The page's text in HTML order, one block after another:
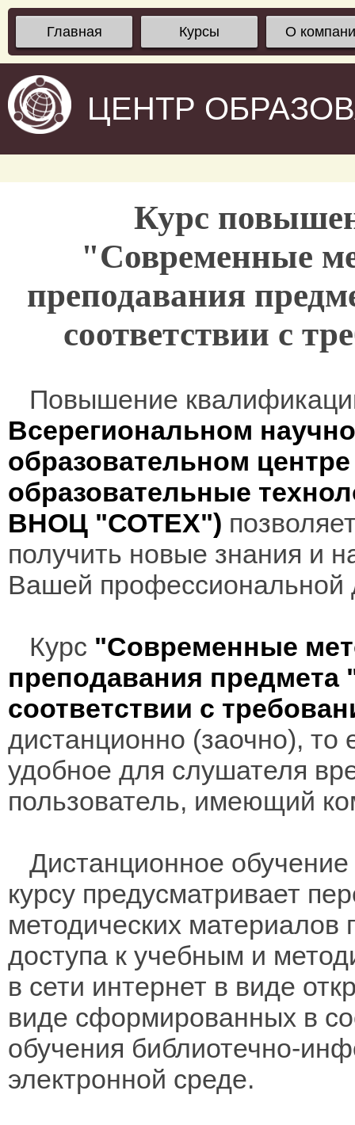
Главная Курсы О
ЦЕНТР
Курс
"Современные
преподавания
соответствии с
Повышение
Всерегиональном
образовательном
образовательные
ВНОЦ "СОТЕХ")
получить новые знания и
Вашей профессиональной
Курс "Современные
преподавания предмета
соответствии с
дистанционно (заочно), то
удобное для слушателя
пользователь, имеющий
Дистанционное
курсу предусматривает
методических материалов
доступа к учебным и
в сети интернет в виде
виде сформированных в
обучения библиотечно-
электронной среде.